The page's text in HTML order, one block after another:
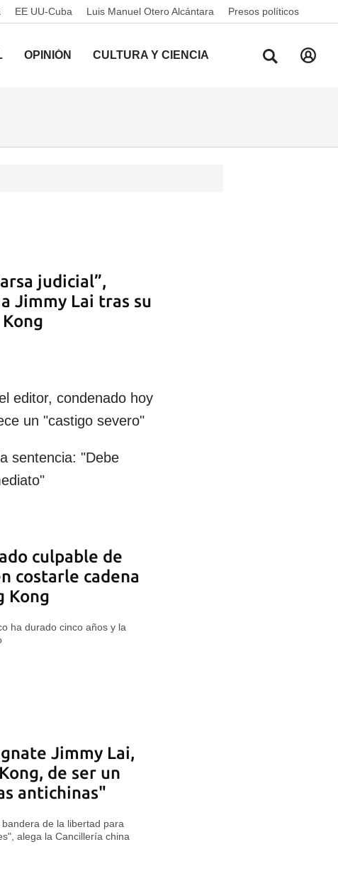
EE UU-Cuba Luis Manuel Otero Alcántara Presos políticos
OPINIÓN CULTURA Y CIENCIA
judicial”,
Jimmy Lai tras su
editor, condenado hoy
un "castigo severo"
sentencia: "Debe
culpable de
costarle cadena
Kong
ha durado cinco años y la
Jimmy Lai,
de ser un
antichinas"
de la libertad para
alega la Cancillería china